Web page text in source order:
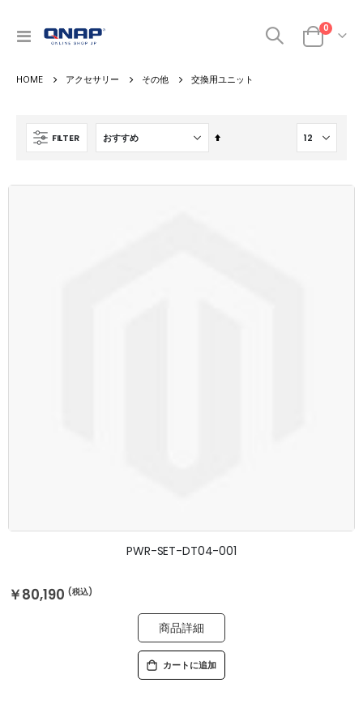
ナ
呼
カート
0商品
アクセサリー その他 交換用ユニット
FILTER
降
PWR-SET-DT04-001
￥80,190
商品詳細
カートに追加